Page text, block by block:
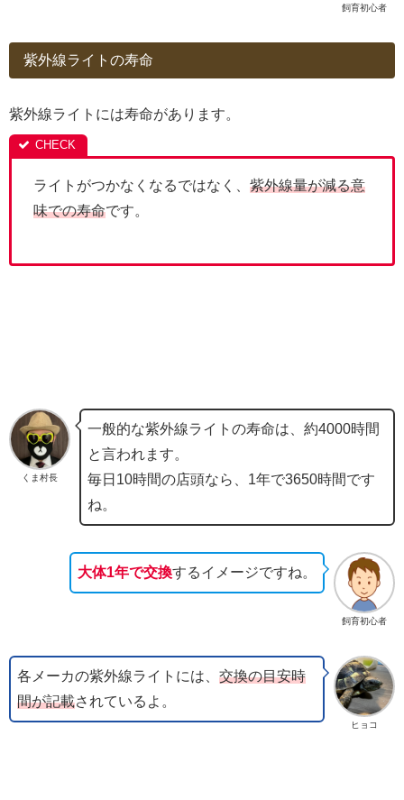
飼育初心者
紫外線ライトの寿命
紫外線ライトには寿命があります。
ライトがつかなくなるではなく、 紫外線量が減る意
味での寿命です。
くま村長
一般的な紫外線ライトの寿命は、約4000時間
と言われます。
毎日10時間の店頭なら、1年で3650時間です
ね。
飼育初心者
大体1年で交換するイメージですね。
ヒョコ
各メーカの紫外線ライトには、 交換の目安時
間が記載されているよ。